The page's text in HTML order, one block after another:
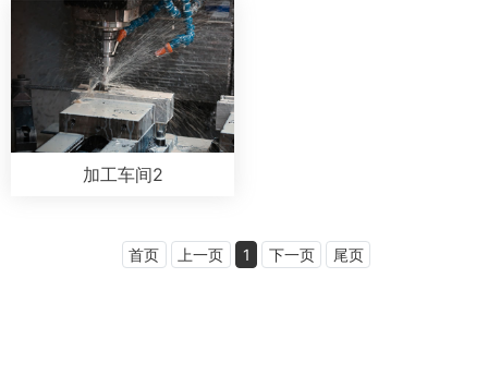
加工车间2
首页 上一页 1 下一页 尾页